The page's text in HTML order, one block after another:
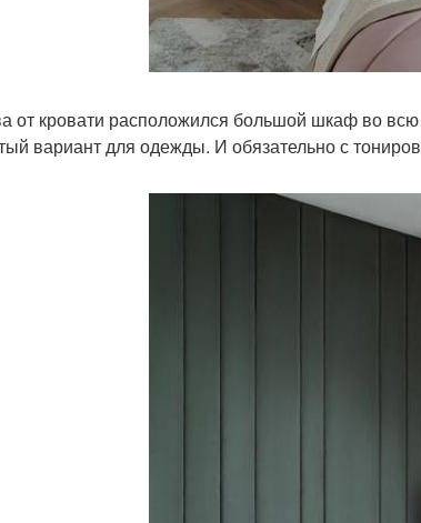
от кровати расположился большой шкаф во всю
вариант для одежды. И обязательно с